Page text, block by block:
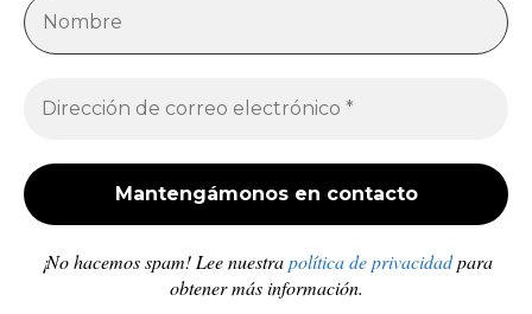
América Latina
demócratas de impulsar una campaña contra...
Enfermedades crónicas y diarrea van en aumento
en comunidades afectadas por los sismos en...
¡No hacemos spam! Lee nuestrapolítica de privacidadpara
obtener más información.